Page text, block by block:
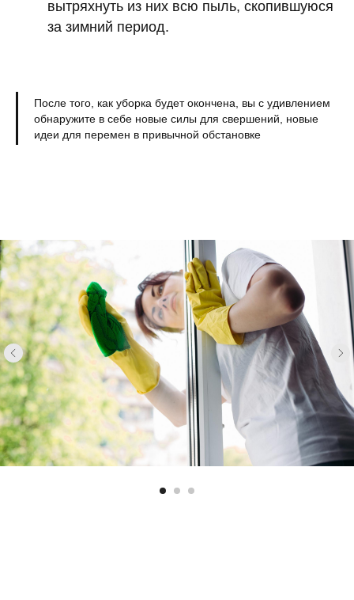
вытряхнуть из них всю пыль, скопившуюся
за зимний период.
После того, как уборка будет окончена, вы с удивлением
обнаружите в себе новые силы для свершений, новые
идеи для перемен в привычной обстановке